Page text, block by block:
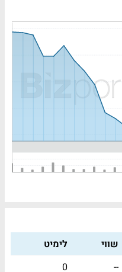
שווי
לימיט
--
0